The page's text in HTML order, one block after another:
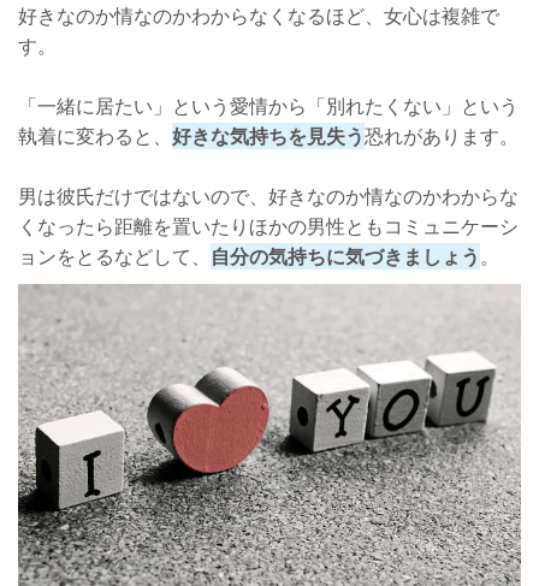
好きなのか情なのかわからなくなるほど、女心は複雑で
す。
「一緒に居たい」という愛情から「別れたくない」という
執着に変わると、 好きな気持ちを見失う恐れがあります。
男は彼氏だけではないので、好きなのか情なのかわからな
くなったら距離を置いたりほかの男性ともコミュニケーシ
ョンをとるなどして、 自分の気持ちに気づきましょう。